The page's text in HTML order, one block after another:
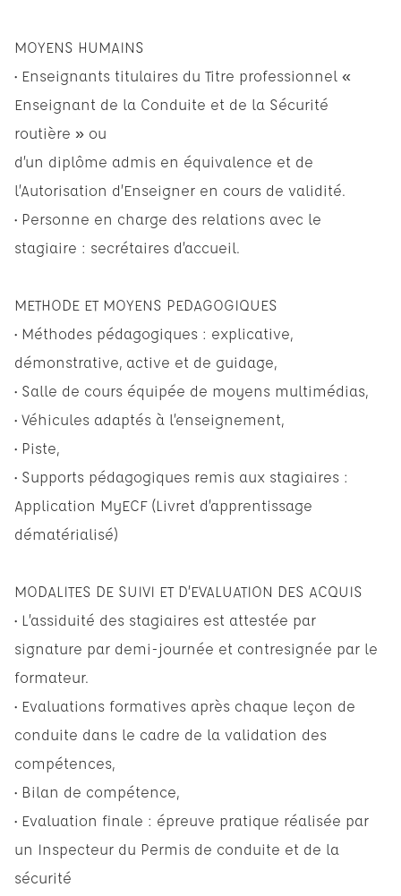
MOYENS HUMAINS
• Enseignants titulaires du Titre professionnel «
Enseignant de la Conduite et de la Sécurité
routière » ou
d’un diplôme admis en équivalence et de
l’Autorisation d’Enseigner en cours de validité.
• Personne en charge des relations avec le
stagiaire : secrétaires d’accueil.
METHODE ET MOYENS PEDAGOGIQUES
• Méthodes pédagogiques : explicative,
démonstrative, active et de guidage,
• Salle de cours équipée de moyens multimédias,
• Véhicules adaptés à l’enseignement,
• Piste,
• Supports pédagogiques remis aux stagiaires :
Application MyECF (Livret d’apprentissage
dématérialisé)
MODALITES DE SUIVI ET D’EVALUATION DES ACQUIS
• L’assiduité des stagiaires est attestée par
signature par demi-journée et contresignée par le
formateur.
• Evaluations formatives après chaque leçon de
conduite dans le cadre de la validation des
compétences,
• Bilan de compétence,
• Evaluation finale : épreuve pratique réalisée par
un Inspecteur du Permis de conduite et de la
sécurité